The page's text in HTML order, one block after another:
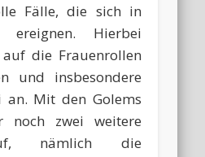
Fälle, die sich in
ereignen. Hierbei
die Frauenrollen
und insbesondere
an. Mit den Golems
noch zwei weitere
nämlich die